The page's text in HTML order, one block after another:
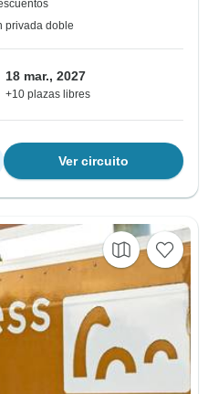
privada doble
18 mar., 2027
+10 plazas libres
Ver circuito